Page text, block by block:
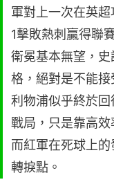
軍對上一次在英
1擊敗熱刺贏得聯
衛冕基本無望，
格，絕對是不能
利物浦似乎終於
戰局，只是靠高效
而紅軍在死球上
轉捩點。